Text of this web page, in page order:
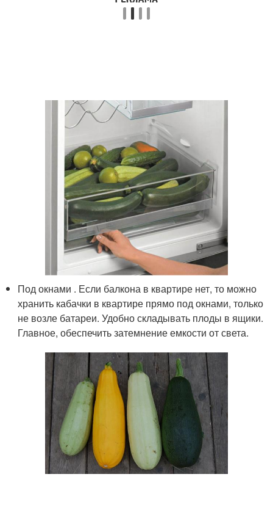
Под окнами . Если балкона в квартире нет, то можно
хранить кабачки в квартире прямо под окнами, только
не возле батареи. Удобно складывать плоды в ящики.
Главное, обеспечить затемнение емкости от света.